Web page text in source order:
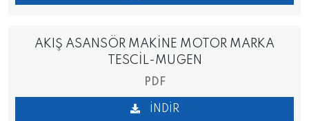
AKIŞ ASANSÖR MAKİNE MOTOR MARKA
TESCİL-MUGEN
PDF
İNDIR